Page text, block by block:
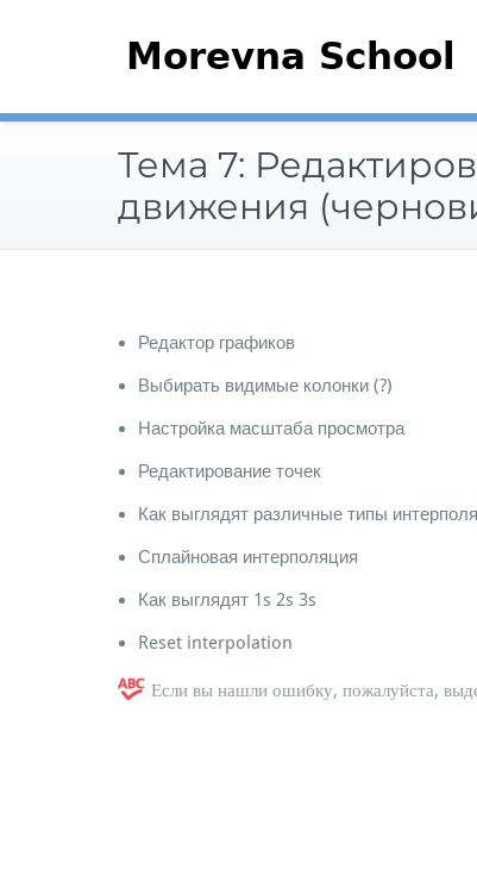
Тема 7:
движения
Редактор графиков
Выбирать видимые колонки (?)
Настройка масштаба просмотра
Редактирование точек
Как выглядят различные типы
Сплайновая интерполяция
Как выглядят 1s 2s 3s
Reset interpolation
Если вы нашли ошибку, пожалуйста,